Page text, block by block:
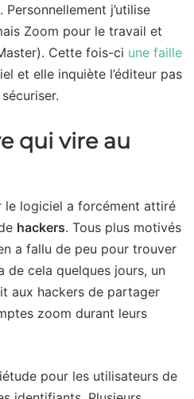
Personnellement j’utilise
Zoom pour le travail et
Cette fois-ci une faille
et elle inquiète l’éditeur pas
qui vire au
le logiciel a forcément attiré
hackers. Tous plus motivés
a fallu de peu pour trouver
de cela quelques jours, un
aux hackers de partager
zoom durant leurs
pour les utilisateurs de